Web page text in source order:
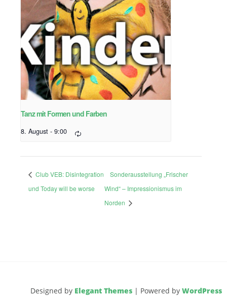
Tanz mit Formen und Farben
8. August - 9:00
Club VEB: Disintegration
und Today will be worse
Sonderausstellung „Frischer
Wind“ – Impressionismus im
Norden
Designed by Elegant Themes | Powered by WordPress